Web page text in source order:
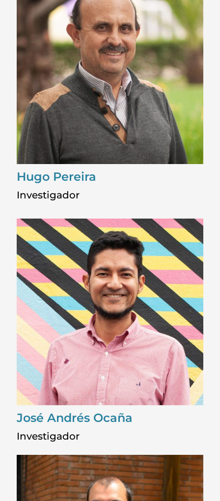
Hugo Pereira
Investigador
José Andrés Ocaña
Investigador